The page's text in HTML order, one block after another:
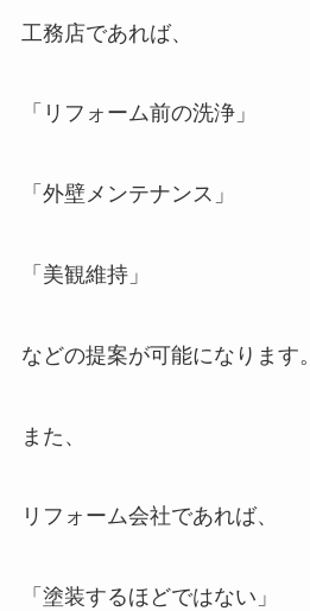
工務店であれば、
「リフォーム前の洗浄」
「外壁メンテナンス」
「美観維持」
などの提案が可能になります。
また、
リフォーム会社であれば、
「塗装するほどではない」